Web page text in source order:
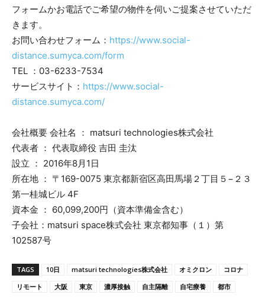
フォームかお電話でご希望の物件を伺いご提案させていただ
きます。
お問い合わせフォーム： https://www.social-
distance.sumyca.com/form
TEL ：03-6233-7534
サービスサイト： https://www.social-
distance.sumyca.com/
会社概要 会社名 ： matsuri technologies株式会社
代表者 ： 代表取締役 吉田 圭汰
設立 ： 2016年8月1日
所在地 ： 〒169-0075 東京都新宿区高田馬場２丁目５−２３
第一桂城ビル 4F
資本金 ： 60,099,200円（資本準備金含む）
子会社：matsuri space株式会社 東京都知事（１）第
102587号
TAGS 10日 matsuri technologies株式会社 オミクロン
コロナ
リモート
大阪 東京 濃厚接触 自主隔離 自宅療養 都市